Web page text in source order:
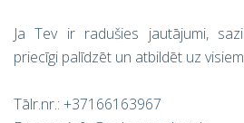
Ja Tev ir radušies jautājumi,
priecīgi palīdzēt un atbildēt uz
Tālr.nr.: +37166163967